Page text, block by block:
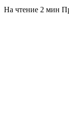
На чтение 2 мин